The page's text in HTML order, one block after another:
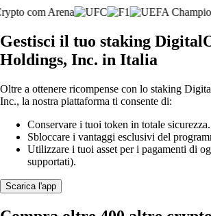
Gestisci il tuo staking
Holdings, Inc. in Italia
Oltre a ottenere ricompense con lo staking
Inc., la nostra piattaforma ti consente di:
Conservare i tuoi token in totale sicurezza.
Sbloccare i vantaggi esclusivi del
Utilizzare i tuoi asset per i pagamenti di
supportati).
Scarica l'app